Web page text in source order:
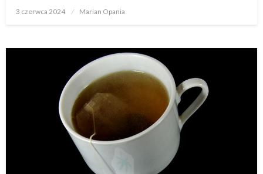
Opublikowane
3 czerwca 2024 Marian Opania